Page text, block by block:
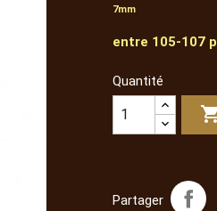
7mm
entre 105-107
Quantité
Partager